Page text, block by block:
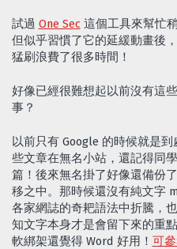
試過 One Sec 這個工具來幫忙
但似乎習慣了它的延緩動畫後
猛刷浪費了很多時間！
好像已經很難想起以前沒有這
事？
以前只有 Google 的時候就是
些文章在無名小站，還記得同
篇！後來無名掛了好像還備份
移之中。那時候還沒有純文字
各家網誌的奇耙語法中折騰，
知文字本身才是會留下來的重
軟綁架還覺得 Word 好用！ 可